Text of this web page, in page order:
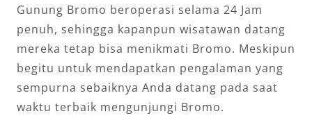
Gunung Bromo beroperasi selama 24 Jam
penuh, sehingga kapanpun wisatawan datang
mereka tetap bisa menikmati Bromo. Meskipun
begitu untuk mendapatkan pengalaman yang
sempurna sebaiknya Anda datang pada saat
waktu terbaik mengunjungi Bromo.